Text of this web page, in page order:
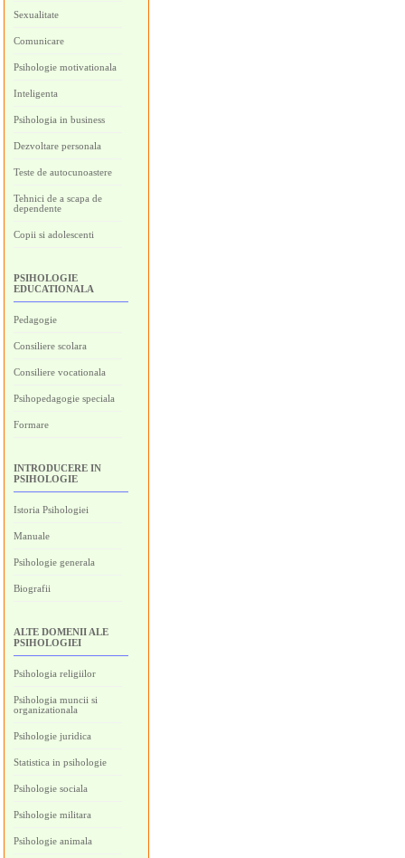
Sexualitate
Comunicare
Psihologie motivationala
Inteligenta
Psihologia in business
Dezvoltare personala
Teste de autocunoastere
Tehnici de a scapa de
dependente
Copii si adolescenti
PSIHOLOGIE
EDUCATIONALA
Pedagogie
Consiliere scolara
Consiliere vocationala
Psihopedagogie speciala
Formare
INTRODUCERE IN
PSIHOLOGIE
Istoria Psihologiei
Manuale
Psihologie generala
Biografii
ALTE DOMENII ALE
PSIHOLOGIEI
Psihologia religiilor
Psihologia muncii si
organizationala
Psihologie juridica
Statistica in psihologie
Psihologie sociala
Psihologie militara
Psihologie animala